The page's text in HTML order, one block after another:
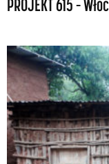
PROJEKT 615 –